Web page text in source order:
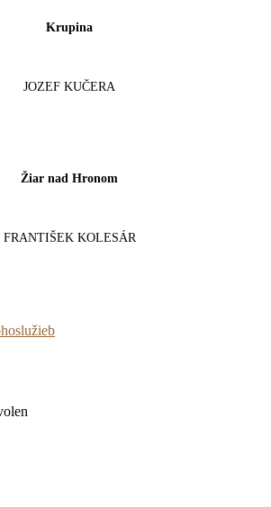
Krupina
JOZEF KUČERA
Žiar nad Hronom
FRANTIŠEK KOLESÁR